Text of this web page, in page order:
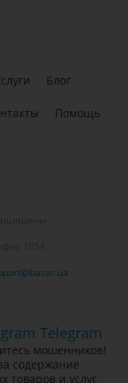
Блог
Помощь
Telegram
мошенников!
содержание
товаров и услуг